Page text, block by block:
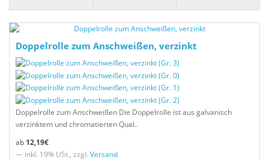
Doppelrolle zum Anschweißen, verzinkt
Doppelrolle zum Anschweißen Die Doppelrolle ist aus galvanisch
verzinktem und chromatierten Qual..
12,19€
— inkl. 19% USt., zzgl. Versand